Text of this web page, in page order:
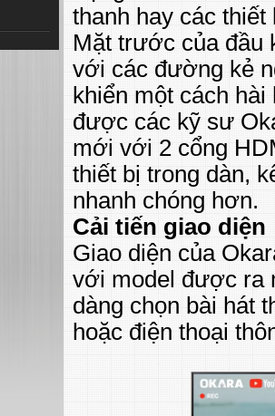
thanh hay các
Mặt trước của đầu
với các đường kẻ
khiển một cách
được các kỹ sư
mới với 2 cổng
thiết bị trong dàn,
nhanh chóng hơn.
Cải tiến giao diện
Giao diện của
với model được ra
dàng chọn bài hát
hoặc điện thoại